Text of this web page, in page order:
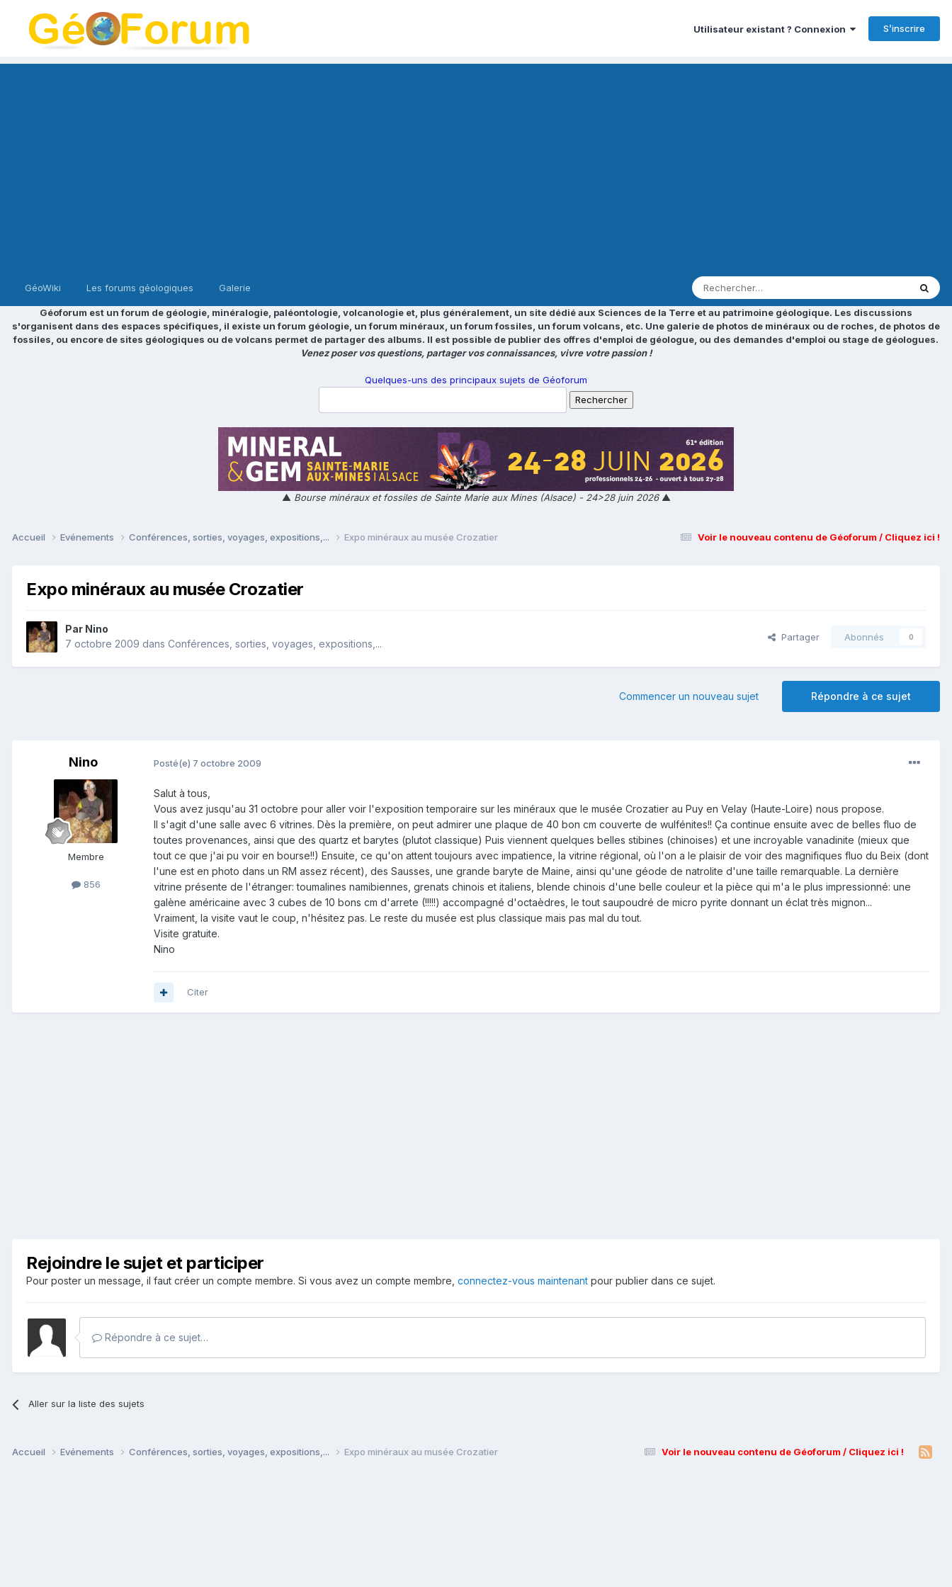
Utilisateur existant ? Connexion S’inscrire
GéoWiki Les forums géologiques Galerie
Géoforum est un forum de géologie, minéralogie, paléontologie, volcanologie et, plus généralement, un site dédié aux Sciences de la Terre et au patrimoine géologique. Les discussions
s'organisent dans des espaces spécifiques, il existe un forum géologie, un forum minéraux, un forum fossiles, un forum volcans, etc. Une galerie de photos de minéraux ou de roches, de photos de
fossiles, ou encore de sites géologiques ou de volcans permet de partager des albums. Il est possible de publier des offres d'emploi de géologue, ou des demandes d'emploi ou stage de géologues.
Venez poser vos questions, partager vos connaissances, vivre votre passion !
Quelques-uns des principaux sujets de Géoforum
▲ Bourse minéraux et fossiles de Sainte Marie aux Mines (Alsace) - 24>28 juin 2026▲
Voir le nouveau contenu de Géoforum / Cliquez ici !
Accueil Evénements Conférences, sorties, voyages, expositions,... Expo minéraux au musée Crozatier
Expo minéraux au musée Crozatier
Par Nino
7 octobre 2009 dans Conférences, sorties, voyages, expositions,...
Partager Abonnés 0
Répondre à ce sujet
Commencer un nouveau sujet
Nino
Membre
856
Posté(e) 7 octobre 2009
Salut à tous,
Vous avez jusqu'au 31 octobre pour aller voir l'exposition temporaire sur les minéraux que le musée Crozatier au Puy en Velay (Haute-Loire) nous propose.
Il s'agit d'une salle avec 6 vitrines. Dès la première, on peut admirer une plaque de 40 bon cm couverte de wulfénites!! Ça continue ensuite avec de belles fluo de
toutes provenances, ainsi que des quartz et barytes (plutot classique) Puis viennent quelques belles stibines (chinoises) et une incroyable vanadinite (mieux que
tout ce que j'ai pu voir en bourse!!) Ensuite, ce qu'on attent toujours avec impatience, la vitrine régional, où l'on a le plaisir de voir des magnifiques fluo du Beix (dont
l'une est en photo dans un RM assez récent), des Sausses, une grande baryte de Maine, ainsi qu'une géode de natrolite d'une taille remarquable. La dernière
vitrine présente de l'étranger: toumalines namibiennes, grenats chinois et italiens, blende chinois d'une belle couleur et la pièce qui m'a le plus impressionné: une
galène américaine avec 3 cubes de 10 bons cm d'arrete (!!!!!) accompagné d'octaèdres, le tout saupoudré de micro pyrite donnant un éclat très mignon...
Vraiment, la visite vaut le coup, n'hésitez pas. Le reste du musée est plus classique mais pas mal du tout.
Visite gratuite.
Nino
Citer
Rejoindre le sujet et participer
Pour poster un message, il faut créer un compte membre. Si vous avez un compte membre, connectez-vous maintenant pour publier dans ce sujet.
Répondre à ce sujet…
Aller sur la liste des sujets
Voir le nouveau contenu de Géoforum / Cliquez ici !
Accueil Evénements Conférences, sorties, voyages, expositions,... Expo minéraux au musée Crozatier